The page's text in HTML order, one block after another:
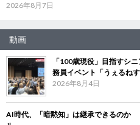
2026年8月7日
動画
「100歳現役」目指すシ
務員イベント「うぇるねす
2026年8月4日
AI時代、「暗黙知」は継承できるのか